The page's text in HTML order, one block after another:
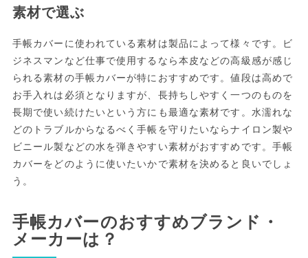
素材で選ぶ
手帳カバーに使われている素材は製品によって様々です。ビ
ジネスマンなど仕事で使用するなら本皮などの高級感が感じ
られる素材の手帳カバーが特におすすめです。値段は高めで
お手入れは必須となりますが、長持ちしやすく一つのものを
長期で使い続けたいという方にも最適な素材です。水濡れな
どのトラブルからなるべく手帳を守りたいならナイロン製や
ビニール製などの水を弾きやすい素材がおすすめです。手帳
カバーをどのように使いたいかで素材を決めると良いでしょ
う。
手帳カバーのおすすめブランド・
メーカーは？